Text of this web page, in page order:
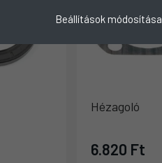
Hézagoló
6.820 Ft
Beállítások módosítása